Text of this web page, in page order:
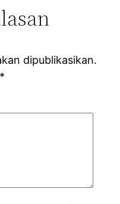
dipublikasikan.
*